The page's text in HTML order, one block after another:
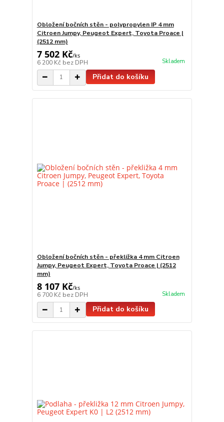
Obložení bočních stěn - polypropylen IP 4 mm
Citroen Jumpy, Peugeot Expert, Toyota Proace |
(2512 mm)
7 502 Kč/ks
6 200 Kč bez DPH Skladem
Přidat do košíku
Obložení bočních stěn - překližka 4 mm Citroen
Jumpy, Peugeot Expert, Toyota Proace | (2512
mm)
8 107 Kč/ks
6 700 Kč bez DPH Skladem
Přidat do košíku